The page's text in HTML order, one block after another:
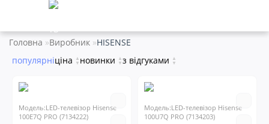
Головна Виробник
HISENSE
популярніціна ▲
▼ новинки ▲
▼з відгуками ▲
▼
Модель:LED-телевізор Hisense
100E7Q PRO (7134222)
Модель:LED-телевізор Hisense
100U7Q PRO (7134203)